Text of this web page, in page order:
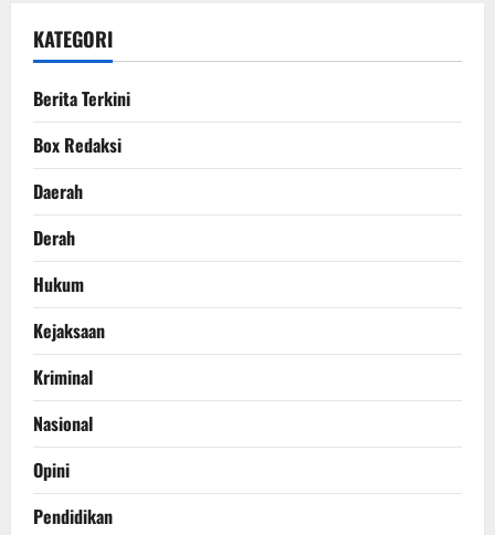
KATEGORI
Berita Terkini
Box Redaksi
Daerah
Derah
Hukum
Kejaksaan
Kriminal
Nasional
Opini
Pendidikan